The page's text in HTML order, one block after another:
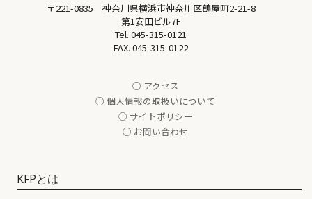
〒221-0835 神奈川県横浜市神奈川区鶴屋町2-21-8
第1安田ビル7F
Tel. 045-315-0121
FAX. 045-315-0122
○ アクセス
○ 個人情報の取扱いについて
○ サイトポリシー
○ お問い合わせ
KFPとは